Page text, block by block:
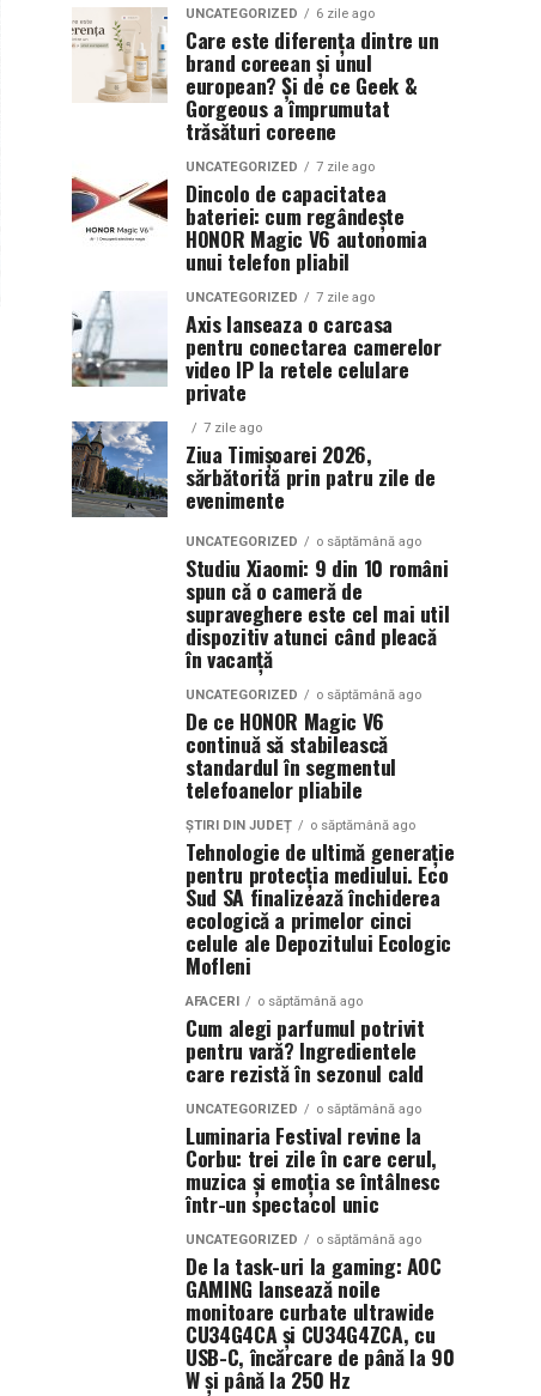
UNCATEGORIZED 6 zile ago
Care este diferența dintre un
brand coreean și unul
european? Și de ce Geek &
Gorgeous a împrumutat
trăsături coreene
UNCATEGORIZED 7 zile ago
Dincolo de capacitatea
bateriei: cum regândește
HONOR Magic V6 autonomia
unui telefon pliabil
UNCATEGORIZED 7 zile ago
Axis lanseaza o carcasa
pentru conectarea camerelor
video IP la retele celulare
private
7 zile ago
Ziua Timișoarei 2026,
sărbătorită prin patru zile de
evenimente
UNCATEGORIZED o săptămână ago
Studiu Xiaomi: 9 din 10 români
spun că o cameră de
supraveghere este cel mai util
dispozitiv atunci când pleacă
în vacanță
UNCATEGORIZED o săptămână ago
De ce HONOR Magic V6
continuă să stabilească
standardul în segmentul
telefoanelor pliabile
ȘTIRI DIN JUDEȚ o săptămână ago
Tehnologie de ultimă generație
pentru protecția mediului. Eco
Sud SA finalizează închiderea
ecologică a primelor cinci
celule ale Depozitului Ecologic
Mofleni
AFACERI o săptămână ago
Cum alegi parfumul potrivit
pentru vară? Ingredientele
care rezistă în sezonul cald
UNCATEGORIZED o săptămână ago
Luminaria Festival revine la
Corbu: trei zile în care cerul,
muzica și emoția se întâlnesc
într-un spectacol unic
UNCATEGORIZED o săptămână ago
De la task-uri la gaming: AOC
GAMING lansează noile
monitoare curbate ultrawide
CU34G4CA și CU34G4ZCA, cu
USB-C, încărcare de până la 90
W și până la 250 Hz